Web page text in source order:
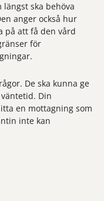
ska behöva
anger också hur
på att få den vård
för
De ska kunna ge
Din
en mottagning som
inte kan